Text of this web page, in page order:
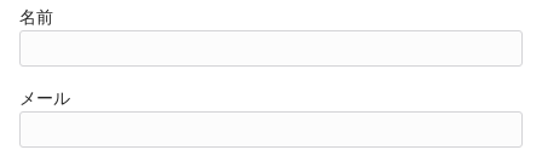
名前
メール